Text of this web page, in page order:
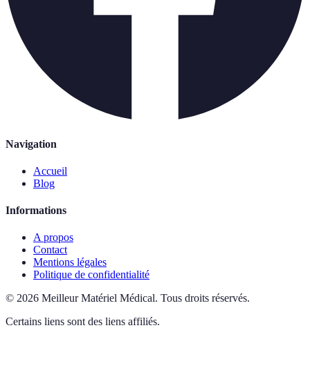
Navigation
Accueil
Blog
Informations
A propos
Contact
Mentions légales
Politique de confidentialité
© 2026 Meilleur Matériel Médical. Tous droits réservés.
Certains liens sont des liens affiliés.